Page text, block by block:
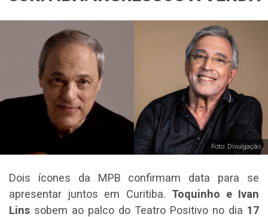
Foto: Divulgação
Dois ícones da MPB confirmam data para se
apresentar juntos em Curitiba. Toquinho e Ivan
Lins sobem ao palco do Teatro Positivo no dia 17